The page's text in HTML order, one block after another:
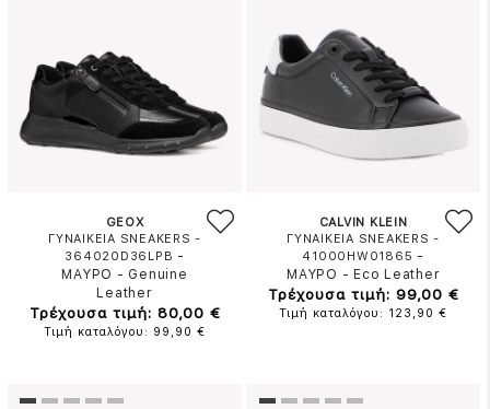
GEOX
ΓΥΝΑΙΚΕΙΑ SNEAKERS -
364020D36LPB -
ΜΑΥΡΟ - Genuine
Leather
Τρέχουσα τιμή: 80,00 €
Τιμή καταλόγου: 99,90 €
CALVIN KLEIN
ΓΥΝΑΙΚΕΙΑ SNEAKERS -
41000HW01865 -
ΜΑΥΡΟ - Eco Leather
Τρέχουσα τιμή: 99,00 €
Τιμή καταλόγου: 123,90 €